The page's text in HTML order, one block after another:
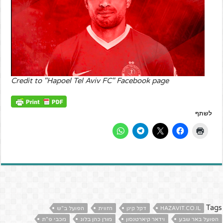
Credit to "Hapoel Tel Aviv FC" Facebook page
לשתף
Tags
HAZAVIT.CO.IL דקל קינן הזווית
הפועל ב"ש
הפועל באר שבע
וידאר קיארטנסון מורן כהן בלוג
מכבי פ"ת